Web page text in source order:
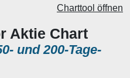
Aktie Chart
und 200-Tage-
Charttool öffnen